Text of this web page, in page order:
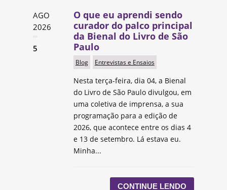
AGO
2026
5
O que eu aprendi sendo
curador do palco principal
da Bienal do Livro de São
Paulo
Blog Entrevistas e Ensaios
Nesta terça-feira, dia 04, a Bienal
do Livro de São Paulo divulgou, em
uma coletiva de imprensa, a sua
programação para a edição de
2026, que acontece entre os dias 4
e 13 de setembro. Lá estava eu.
Minha...
CONTINUE LENDO